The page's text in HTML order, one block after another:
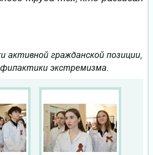
гражданской позиции,
экстремизма.